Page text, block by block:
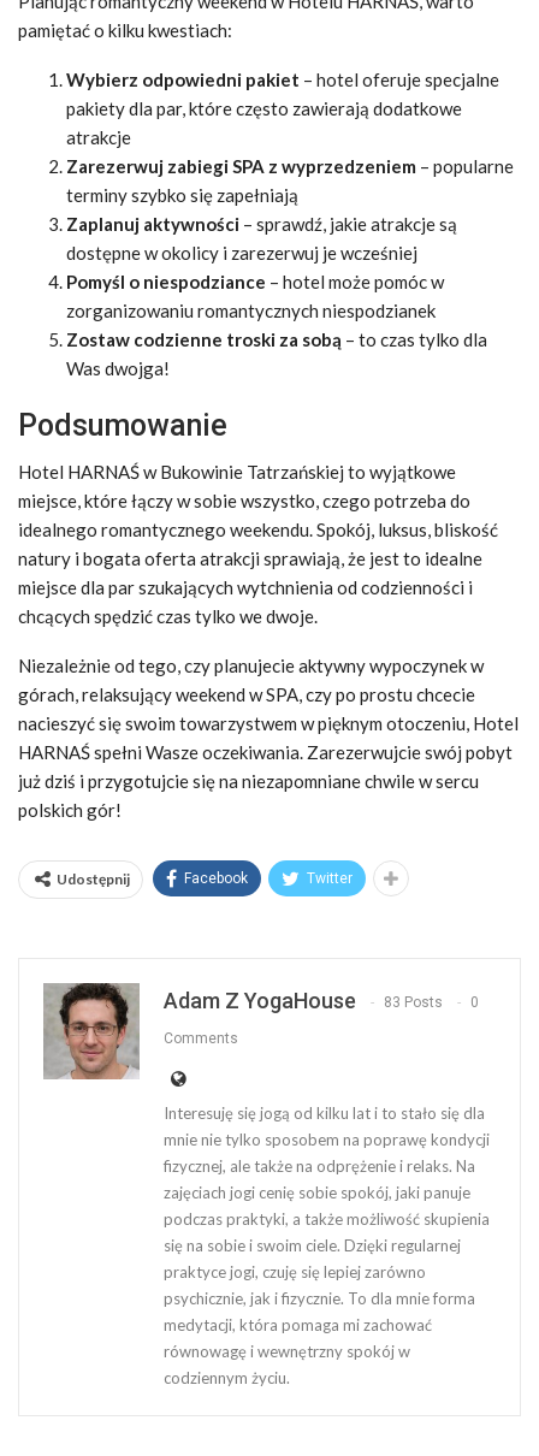
pamiętać o kilku kwestiach:
Wybierz odpowiedni pakiet – hotel oferuje specjalne
pakiety dla par, które często zawierają dodatkowe
atrakcje
Zarezerwuj zabiegi SPA z wyprzedzeniem – popularne
terminy szybko się zapełniają
Zaplanuj aktywności – sprawdź, jakie atrakcje są
dostępne w okolicy i zarezerwuj je wcześniej
Pomyśl o niespodziance – hotel może pomóc w
zorganizowaniu romantycznych niespodzianek
Zostaw codzienne troski za sobą – to czas tylko dla
Was dwojga!
Podsumowanie
Hotel HARNAŚ w Bukowinie Tatrzańskiej to wyjątkowe
miejsce, które łączy w sobie wszystko, czego potrzeba do
idealnego romantycznego weekendu. Spokój, luksus, bliskość
natury i bogata oferta atrakcji sprawiają, że jest to idealne
miejsce dla par szukających wytchnienia od codzienności i
chcących spędzić czas tylko we dwoje.
Niezależnie od tego, czy planujecie aktywny wypoczynek w
górach, relaksujący weekend w SPA, czy po prostu chcecie
nacieszyć się swoim towarzystwem w pięknym otoczeniu, Hotel
HARNAŚ spełni Wasze oczekiwania. Zarezerwujcie swój pobyt
już dziś i przygotujcie się na niezapomniane chwile w sercu
polskich gór!
Udostępnij Facebook Twitter
Adam Z YogaHouse 83 Posts 0
Comments
Interesuję się jogą od kilku lat i to stało się dla
mnie nie tylko sposobem na poprawę kondycji
fizycznej, ale także na odprężenie i relaks. Na
zajęciach jogi cenię sobie spokój, jaki panuje
podczas praktyki, a także możliwość skupienia
się na sobie i swoim ciele. Dzięki regularnej
praktyce jogi, czuję się lepiej zarówno
psychicznie, jak i fizycznie. To dla mnie forma
medytacji, która pomaga mi zachować
równowagę i wewnętrzny spokój w
codziennym życiu.